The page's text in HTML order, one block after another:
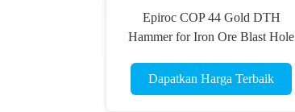
Epiroc COP 44 Gold DTH
Hammer for Iron Ore Blast Hole
spline Shank for 110-130mm Hole
Range Pengeboran dengan ukuran
Dapatkan Harga Terbaik